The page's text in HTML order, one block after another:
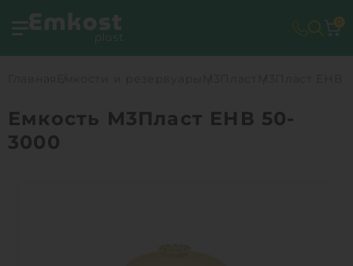
Емкость М3Пласт ЕНВ 50-
3000